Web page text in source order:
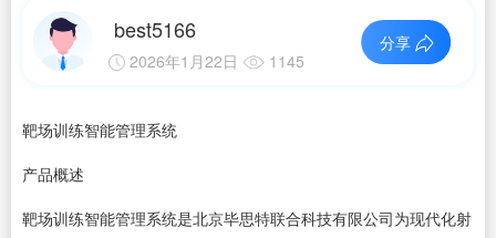
best5166
2026年1月22日 1145
分享
靶场训练智能管理系统
产品概述
靶场训练智能管理系统是北京毕思特联合科技有限公司为现代化射